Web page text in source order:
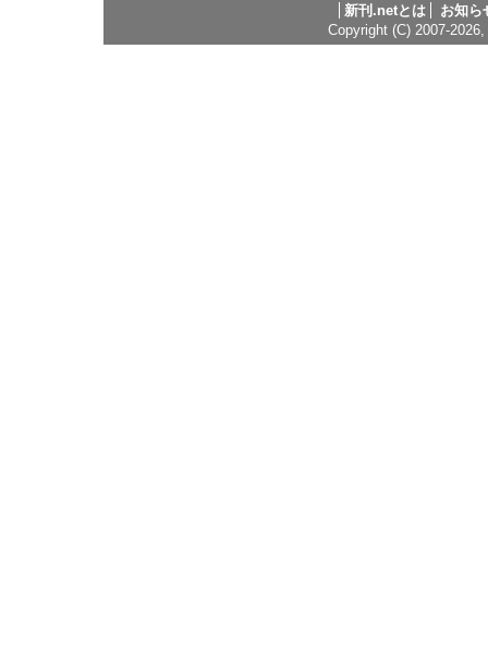
新刊.netとは
お知ら
Copyright (C) 2007-2026,